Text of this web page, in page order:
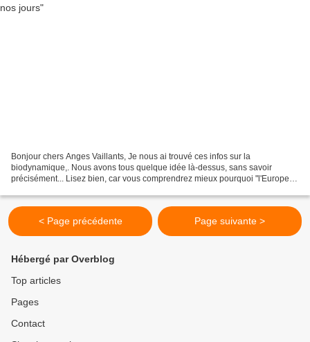
Bonjour chers Anges Vaillants, Je nous ai trouvé ces infos sur la
biodynamique,. Nous avons tous quelque idée là-dessus, sans savoir
précisément... Lisez bien, car vous comprendrez mieux pourquoi "l'Europe "
< Page précédente Page suivante >
Hébergé par Overblog
Top articles
Pages
Contact